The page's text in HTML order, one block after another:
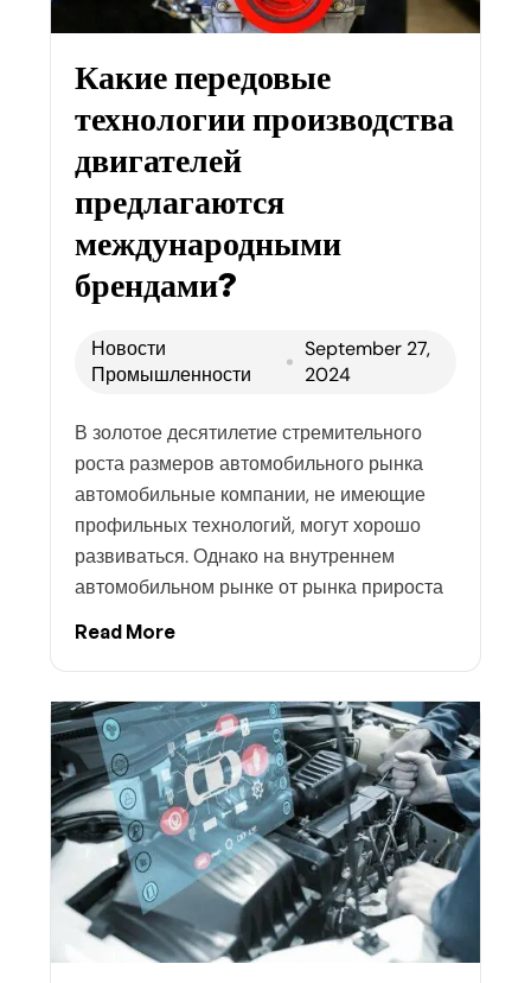
Какие передовые
технологии производства
двигателей
предлагаются
международными
брендами?
Новости
Промышленности
September 27,
2024
В золотое десятилетие стремительного
роста размеров автомобильного рынка
автомобильные компании, не имеющие
профильных технологий, могут хорошо
развиваться. Однако на внутреннем
автомобильном рынке от рынка прироста
Read More